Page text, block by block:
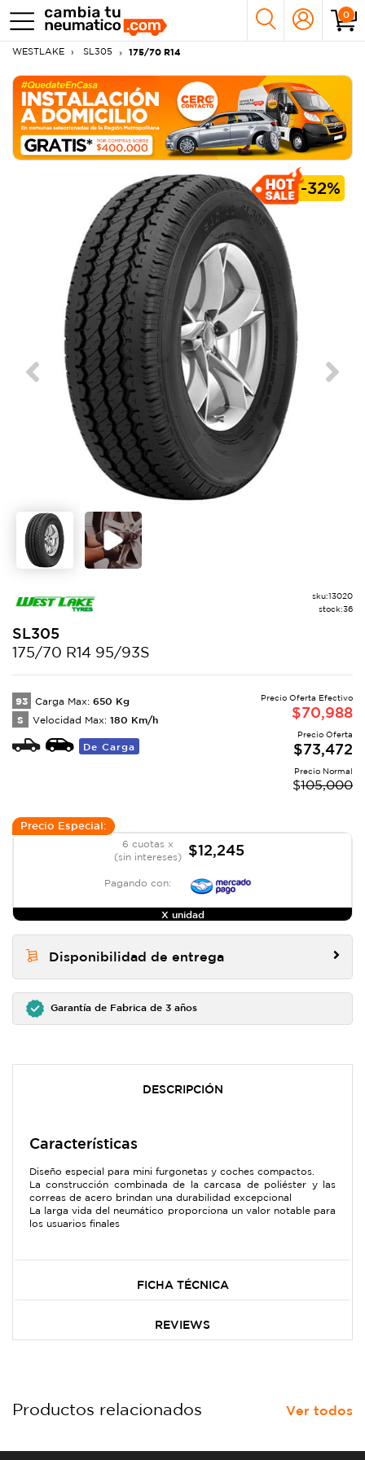
0
WESTLAKE SL305 175/70 R14
-32%
Previous Next
sku:13020
stock:36
SL305
175/70 R14 95/93S
93 Carga Max: 650 Kg
S Velocidad Max: 180 Km/h
De Carga
Precio Oferta Efectivo
$70,988
Precio Oferta
$73,472
Precio Normal
$105,000
Precio Especial:
6 cuotas x
(sin intereses)
$12,245
Pagando con:
X unidad
Disponibilidad de entrega
Garantía de Fabrica de 3 años
DESCRIPCIÓN
Características
Diseño especial para mini furgonetas y coches compactos.
La construcción combinada de la carcasa de poliéster y las
correas de acero brindan una durabilidad excepcional
La larga vida del neumático proporciona un valor notable para
los usuarios finales
FICHA TÉCNICA
REVIEWS
Productos relacionados Ver todos